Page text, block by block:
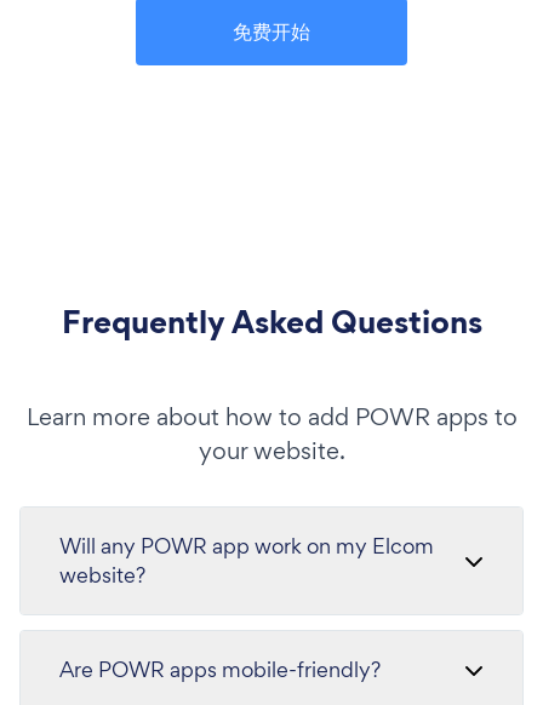
免费开始
Frequently Asked Questions
Learn more about how to add POWR apps to
your website.
Will any POWR app work on my Elcom
website?
Are POWR apps mobile-friendly?